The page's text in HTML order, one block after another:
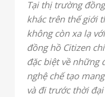
Tại thị trường
khác trên thế giới
không còn xa lạ
đồng hồ Citizen
đặc biệt về những
nghệ chế tạo
và đi trước thời